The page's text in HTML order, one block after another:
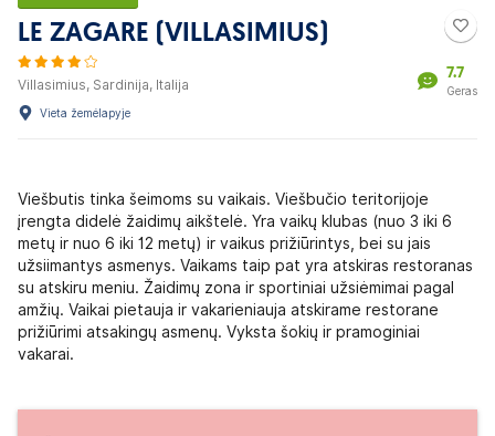
LE ZAGARE (VILLASIMIUS)
Villasimius, Sardinija, Italija
7.7
Geras
Vieta žemėlapyje
Viešbutis tinka šeimoms su vaikais. Viešbučio teritorijoje
įrengta didelė žaidimų aikštelė. Yra vaikų klubas (nuo 3 iki 6
metų ir nuo 6 iki 12 metų) ir vaikus prižiūrintys, bei su jais
užsiimantys asmenys. Vaikams taip pat yra atskiras restoranas
su atskiru meniu. Žaidimų zona ir sportiniai užsiėmimai pagal
amžių. Vaikai pietauja ir vakarieniauja atskirame restorane
prižiūrimi atsakingų asmenų. Vyksta šokių ir pramoginiai
vakarai.